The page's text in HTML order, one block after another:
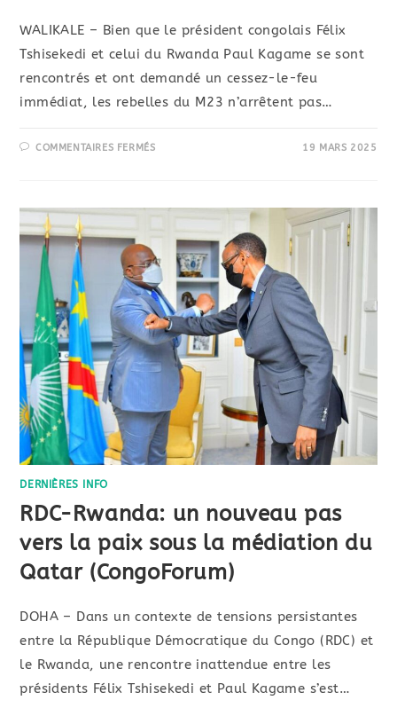
WALIKALE – Bien que le président congolais Félix
Tshisekedi et celui du Rwanda Paul Kagame se sont
rencontrés et ont demandé un cessez-le-feu
immédiat, les rebelles du M23 n’arrêtent pas…
COMMENTAIRES FERMÉS 19 MARS 2025
DERNIÈRES INFO
RDC-Rwanda: un nouveau pas
vers la paix sous la médiation du
Qatar (CongoForum)
DOHA – Dans un contexte de tensions persistantes
entre la République Démocratique du Congo (RDC) et
le Rwanda, une rencontre inattendue entre les
présidents Félix Tshisekedi et Paul Kagame s’est…